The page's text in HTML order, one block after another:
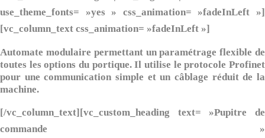
use_theme_fonts= »yes » css_animation= »fadeInLeft »]
[vc_column_text css_animation= »fadeInLeft »]
Automate modulaire permettant un paramétrage flexible de
toutes les options du portique. Il utilise le protocole Profinet
pour une communication simple et un câblage réduit de la
machine.
[/vc_column_text][vc_custom_heading text= »Pupitre de
commande »